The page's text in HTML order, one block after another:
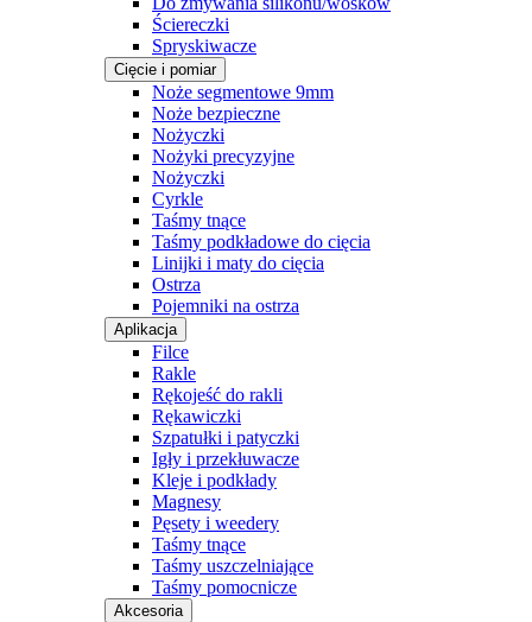
Ściereczki
Spryskiwacze
Cięcie i pomiar
Noże segmentowe 9mm
Noże bezpieczne
Nożyczki
Nożyki precyzyjne
Nożyczki
Cyrkle
Taśmy tnące
Taśmy podkładowe do cięcia
Linijki i maty do cięcia
Ostrza
Pojemniki na ostrza
Aplikacja
Filce
Rakle
Rękojeść do rakli
Rękawiczki
Szpatułki i patyczki
Igły i przekłuwacze
Kleje i podkłady
Magnesy
Pęsety i weedery
Taśmy tnące
Taśmy uszczelniające
Taśmy pomocnicze
Akcesoria